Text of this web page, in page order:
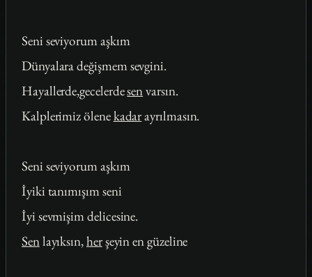
Seni seviyorum aşkım
Dünyalara değişmem sevgini.
Hayallerde,gecelerdesenvarsın.
Kalplerimiz ölenekadarayrılmasın.
Seni seviyorum aşkım
İyiki tanımışım seni
İyi sevmişim delicesine.
Senlayıksın,herşeyin en güzeline